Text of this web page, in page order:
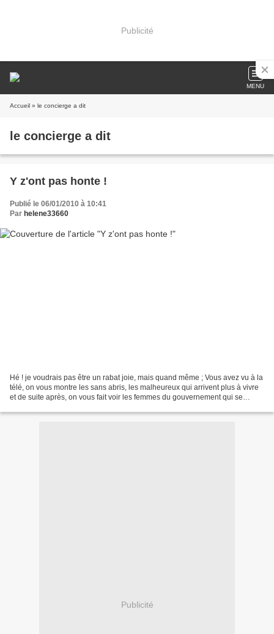
Publicité
MENU
Accueil » le concierge a dit
le concierge a dit
Y z'ont pas honte !
Publié le 06/01/2010 à 10:41
Par helene33660
Hé ! je voudrais pas être un rabat joie, mais quand même ; Vous avez vu à la
télé, on vous montre les sans abris, les malheureux qui arrivent plus à vivre
et de suite après, on vous fait voir les femmes du gouvernement qui se
Publicité